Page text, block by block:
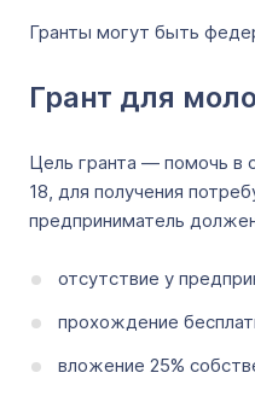
Гранты могут быть
Грант для
Цель гранта — помочь в
18, для получения
предприниматель
отсутствие у
прохождение
вложение 25%